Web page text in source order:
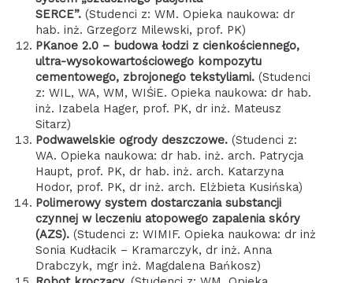
SERCE”. (Studenci z: WM. Opieka naukowa: dr
hab. inż. Grzegorz Milewski, prof. PK)
PKanoe 2.0 – budowa łodzi z cienkościennego,
ultra-wysokowartościowego kompozytu
cementowego, zbrojonego tekstyliami.(Studenci
z: WIL, WA, WM, WIŚiE. Opieka naukowa: dr hab.
inż. Izabela Hager, prof. PK, dr inż. Mateusz
Sitarz)
Podwawelskie ogrody deszczowe. (Studenci z:
WA. Opieka naukowa: dr hab. inż. arch. Patrycja
Haupt, prof. PK, dr hab. inż. arch. Katarzyna
Hodor, prof. PK, dr inż. arch. Elżbieta Kusińska)
Polimerowy system dostarczania substancji
czynnej w leczeniu atopowego zapalenia skóry
(AZS). (Studenci z: WIMIF. Opieka naukowa: dr inż
Sonia Kudłacik – Kramarczyk, dr inż. Anna
Drabczyk, mgr inż. Magdalena Bańkosz)